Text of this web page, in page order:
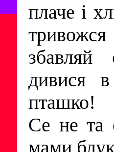
плаче і
дивися
пташко!
Се не та
мами